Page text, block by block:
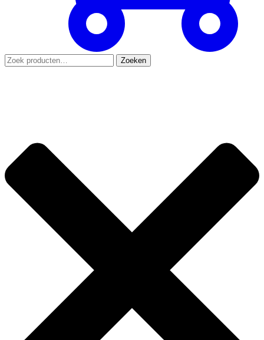
Zoeken
naar:
Zoeken